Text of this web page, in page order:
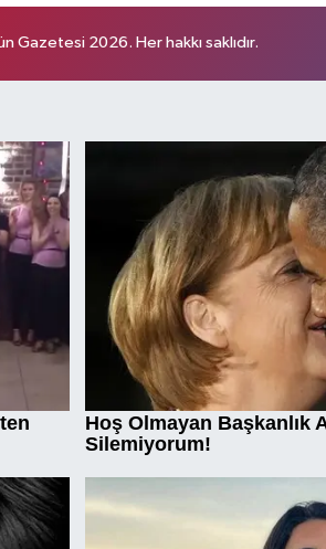
Gazetesi 2026. Her hakkı saklıdır.